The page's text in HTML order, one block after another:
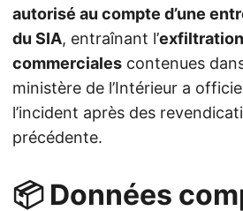
autorisé au compte d’une
du SIA, entraînant l’
commerciales contenues
ministère de l’Intérieur a
l’incident après des
précédente.
📦 Données